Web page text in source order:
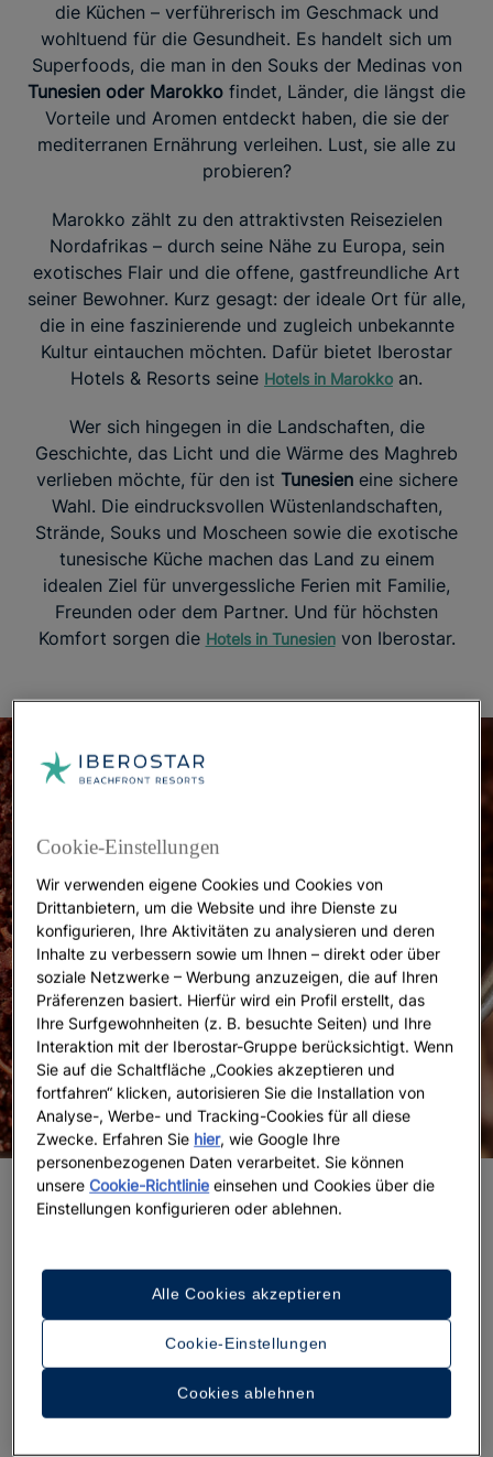
die Küchen – verführerisch im Geschmack und
wohltuend für die Gesundheit. Es handelt sich um
Superfoods, die man in den Souks der Medinas von
Tunesien oder Marokko findet, Länder, die längst die
Vorteile und Aromen entdeckt haben, die sie der
mediterranen Ernährung verleihen. Lust, sie alle zu
probieren?
Marokko zählt zu den attraktivsten Reisezielen
Nordafrikas – durch seine Nähe zu Europa, sein
exotisches Flair und die offene, gastfreundliche Art
seiner Bewohner. Kurz gesagt: der ideale Ort für alle,
die in eine faszinierende und zugleich unbekannte
Kultur eintauchen möchten. Dafür bietet Iberostar
Hotels & Resorts seine Hotels in Marokko an.
Wer sich hingegen in die Landschaften, die
Geschichte, das Licht und die Wärme des Maghreb
verlieben möchte, für den ist Tunesieneine sichere
Wahl. Die eindrucksvollen Wüstenlandschaften,
Strände, Souks und Moscheen sowie die exotische
tunesische Küche machen das Land zu einem
idealen Ziel für unvergessliche Ferien mit Familie,
Freunden oder dem Partner. Und für höchsten
Komfort sorgen die Hotels in Tunesienvon Iberostar.
Sumach
eine attraktive Farbe, zahlreiche wertvolle
Eigenschaften und einen vielseitigen, authentischen
Geschmack.Am besten wird sie als Pulver zu
Marinaden, gewürztem Fleisch oder Salatdressings
gegeben, da diese Beeren unter anderem
antiseptische Wirkungen besitzen.
Cookie-Einstellungen
Wir verwenden eigene Cookies und Cookies von
Drittanbietern, um die Website und ihre Dienste zu
konfigurieren, Ihre Aktivitäten zu analysieren und deren
Inhalte zu verbessern sowie um Ihnen – direkt oder über
soziale Netzwerke – Werbung anzuzeigen, die auf Ihren
Präferenzen basiert. Hierfür wird ein Profil erstellt, das
Ihre Surfgewohnheiten (z. B. besuchte Seiten) und Ihre
Interaktion mit der Iberostar-Gruppe berücksichtigt. Wenn
Sie auf die Schaltfläche „Cookies akzeptieren und
fortfahren“ klicken, autorisieren Sie die Installation von
Analyse-, Werbe- und Tracking-Cookies für all diese
Zwecke. Erfahren Sie hier, wie Google Ihre
personenbezogenen Daten verarbeitet. Sie können
unsereCookie-Richtlinie einsehen und Cookies über die
Einstellungen konfigurieren oder ablehnen.
Cookie-Einstellungen
Cookies ablehnen
Alle Cookies akzeptieren